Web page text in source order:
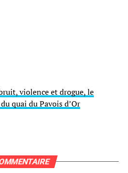
violence et drogue, le
quai du Pavois d’Or